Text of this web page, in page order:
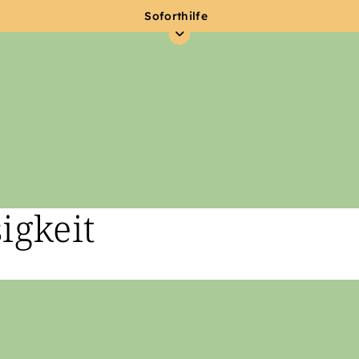
Soforthilfe